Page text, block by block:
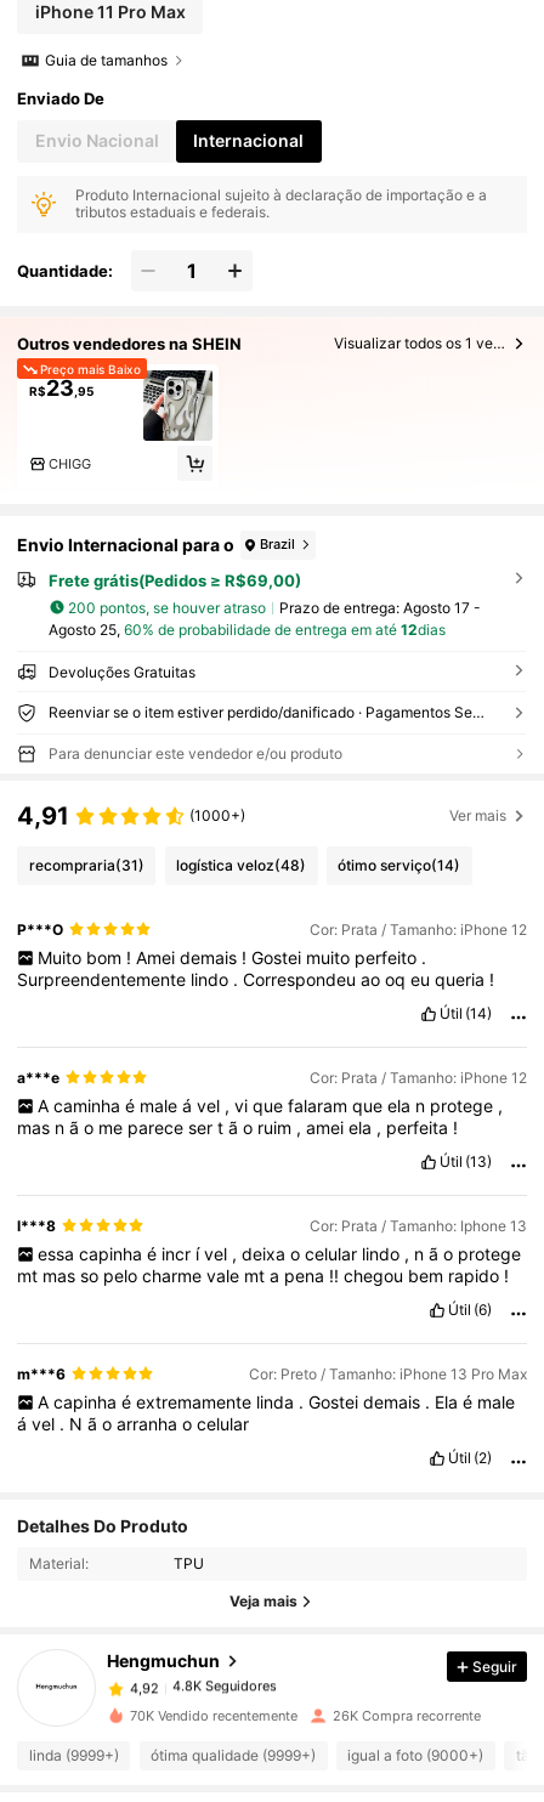
iPhone 11 Pro Max
Guia de tamanhos
Enviado De
Envio Nacional Internacional
Produto Internacional sujeito à declaração de importação e a
tributos estaduais e federais.
Quantidade:
Outros vendedores na SHEIN Visualizar todos os 1 vendedores
Preço mais Baixo
R$23,95
CHIGG
Envio Internacional para o Brazil
Frete grátis(Pedidos ≥ R$69,00)
200 pontos, se houver atraso Prazo de entrega: Agosto 17 -
Agosto 25, 60% de probabilidade de entrega em até 12dias
Devoluções Gratuitas
Reenviar se o item estiver perdido/danificado · Pagamentos Seguros · Proteção de privacidade
Para denunciar este vendedor e/ou produto
4,91 (1000+) Ver mais
recompraria(31) logística veloz(48) ótimo serviço(14)
P***O Cor: Prata / Tamanho: iPhone 12
Muito bom ! Amei demais ! Gostei muito perfeito .
Surpreendentemente lindo .Correspondeuaooqeuqueria !
Útil (14)
a***e Cor: Prata / Tamanho: iPhone 12
A caminha é male á vel , vi que falaram que ela n protege ,
mas não me parecesertão ruim ,ameiela , perfeita !
Útil (13)
l***8 Cor: Prata / Tamanho: Iphone 13
essa capinha é incr ível , deixa o celular lindo , n ã o protege
mt masso pelocharmevale mta pena !!chegou bem rapido !
Útil (6)
m***6 Cor: Preto / Tamanho: iPhone 13 Pro Max
A capinha é extremamente linda . Gostei demais . Ela é male
ável . Nãoarranhaocelular
Útil (2)
Detalhes Do Produto
Material: TPU
Veja mais
Hengmuchun
4,92 4.8K Seguidores
4.8K Seguidores
4,92 4.8K Seguidores
4,92 4.8K Seguidores
Seguir
70K Vendido recentemente 26K Compra recorrente
linda (9999+) ótima qualidade (9999+) igual a foto (9000+) tão